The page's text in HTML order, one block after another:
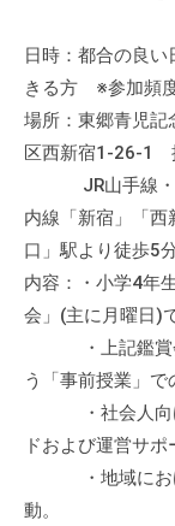
日時：都合の良
きる方 ※参加頻度
場所：東郷青児
区西新宿1-26-1
JR山手線・中
内線「新宿」「
口」駅より徒歩5
内容：・小学4年
会」(主に月曜日)
・上記鑑賞会
う「事前授業」で
・社会人向け
ドおよび運営サポ
・地域におけ
動。